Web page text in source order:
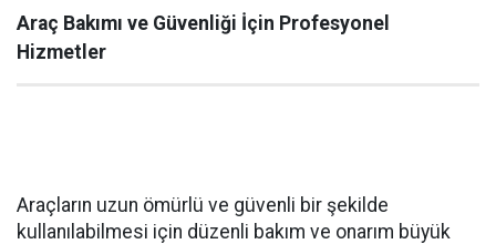
Araç Bakımı ve Güvenliği İçin Profesyonel
Hizmetler
Araçların uzun ömürlü ve güvenli bir şekilde
kullanılabilmesi için düzenli bakım ve onarım büyük